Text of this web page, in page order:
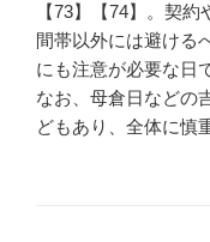
【73】【74】。契
間帯以外には避ける
にも注意が必要な日
なお、母倉日などの
どもあり、全体に慎